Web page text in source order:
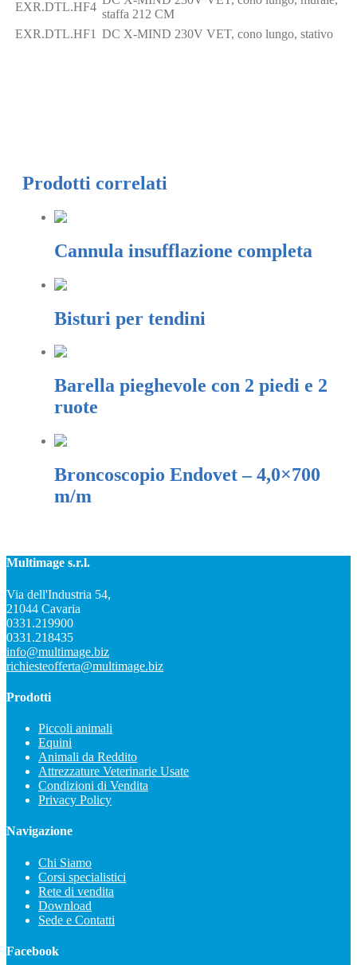
EXR.DTL.HF4
staffa 212 CM
EXR.DTL.HF1 DC X-MIND 230V VET, cono lungo, stativo
Prodotti correlati
Cannula insufflazione completa
Bisturi per tendini
Barella pieghevole con 2 piedi e 2
ruote
Broncoscopio Endovet – 4,0×700
m/m
Multimage s.r.l.
Via dell'Industria 54,
21044 Cavaria
0331.219900
0331.218435
info@multimage.biz
richiesteofferta@multimage.biz
Prodotti
Piccoli animali
Equini
Animali da Reddito
Attrezzature Veterinarie Usate
Condizioni di Vendita
Privacy Policy
Navigazione
Chi Siamo
Corsi specialistici
Rete di vendita
Download
Sede e Contatti
Facebook